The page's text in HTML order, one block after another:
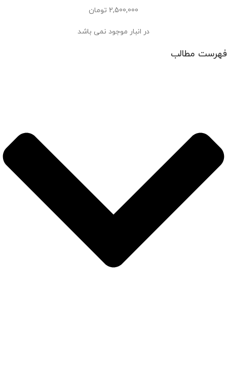
2,500,000 تومان
در انبار موجود نمی باشد
فهرست مطالب